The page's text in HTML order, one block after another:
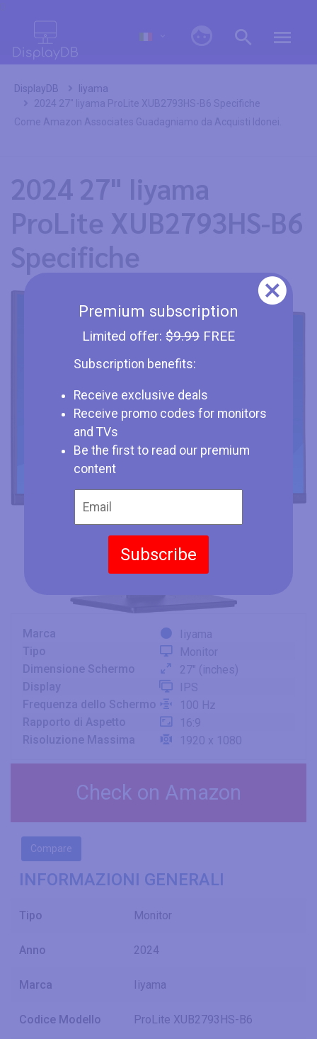
Premium subscription
Limited offer: $9.99FREE
Subscription benefits:
Receive exclusive deals
Receive promo codes for monitors
and TVs
Be the first to read our premium
content
Subscribe
DisplayDB
Iiyama
2024 27" Iiyama ProLite XUB2793HS-B6 Specifiche
Come Amazon Associates Guadagniamo da Acquisti Idonei.
2024 27" Iiyama
ProLite XUB2793HS-B6
Specifiche
Marca
Iiyama
Dimensione Schermo
27" (inches)
Frequenza dello Schermo
100 Hz
Risoluzione Massima
1920 x 1080
Check on Amazon
Compare
INFORMAZIONI GENERALI
Tipo Monitor
Anno 2024
Marca Iiyama
Codice Modello ProLite XUB2793HS-B6